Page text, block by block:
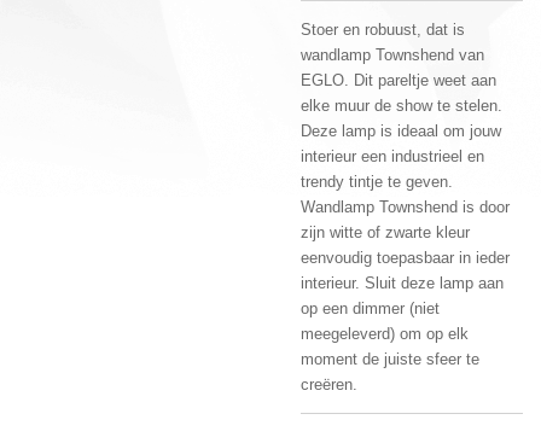
Stoer en robuust, dat is
wandlamp Townshend van
EGLO. Dit pareltje weet aan
elke muur de show te stelen.
Deze lamp is ideaal om jouw
interieur een industrieel en
trendy tintje te geven.
Wandlamp Townshend is door
zijn witte of zwarte kleur
eenvoudig toepasbaar in ieder
interieur. Sluit deze lamp aan
op een dimmer (niet
meegeleverd) om op elk
moment de juiste sfeer te
creëren.